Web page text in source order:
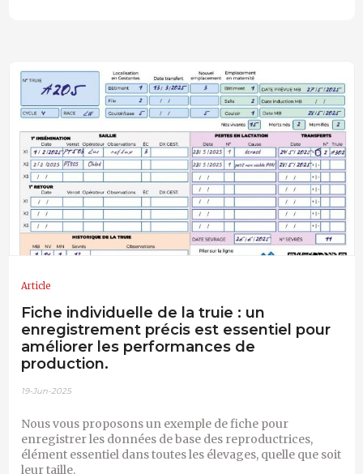
Article
Fiche individuelle de la truie : un
enregistrement précis est essentiel pour
améliorer les performances de
production.
19-Jun-2025
Nous vous proposons un exemple de fiche pour
enregistrer les données de base des reproductrices,
élément essentiel dans toutes les élevages, quelle que soit
leur taille.